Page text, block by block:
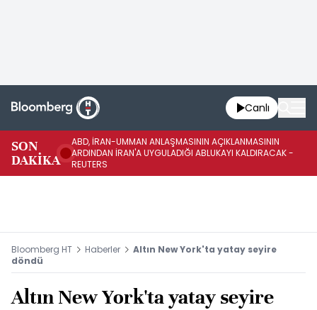
Canlı
SON
DAKİKA
ABD, İRAN-UMMAN ANLAŞMASININ AÇIKLANMASININ
ARDINDAN İRAN'A UYGULADIĞI ABLUKAYI KALDIRACAK -
REUTERS
Bloomberg HT Haberler
Altın New York'ta yatay seyire
döndü
Altın New York'ta yatay seyire